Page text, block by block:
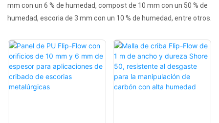
mm con un 6 % de humedad, compost de 10 mm con un 50 % de
humedad, escoria de 3 mm con un 10 % de humedad, entre otros.